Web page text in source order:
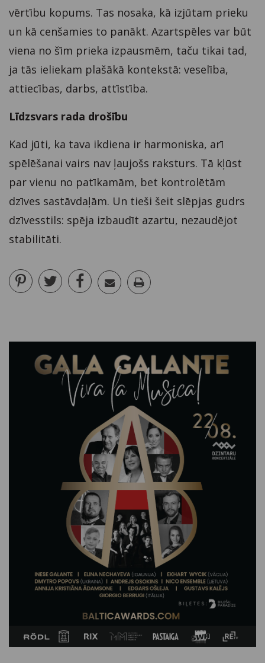
vērtību kopums. Tas nosaka, kā izjūtam prieku
un kā cenšamies to panākt. Azartspēles var būt
viena no šīm prieka izpausmēm, taču tikai tad,
ja tās ieliekam plašākā kontekstā: veselība,
attiecības, darbs, attīstība.
Līdzsvars rada drošību
Kad jūti, ka tava ikdiena ir harmoniska, arī
spēlēšanai vairs nav ļaujošs raksturs. Tā kļūst
par vienu no patīkamām, bet kontrolētām
dzīves sastāvdaļām. Un tieši šeit slēpjas gudrs
dzīvesstils: spēja izbaudīt azartu, nezaudējot
stabilitāti.